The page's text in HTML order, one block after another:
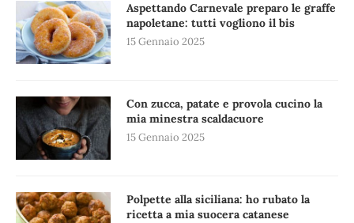
Aspettando Carnevale preparo le graffe
napoletane: tutti vogliono il bis
15 Gennaio 2025
Con zucca, patate e provola cucino la
mia minestra scaldacuore
15 Gennaio 2025
Polpette alla siciliana: ho rubato la
ricetta a mia suocera catanese